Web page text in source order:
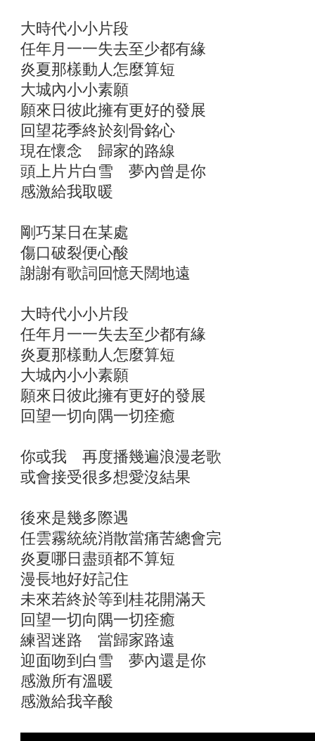
大時代小小片段
任年月一一失去至少都有緣
炎夏那樣動人怎麼算短
大城內小小素願
願來日彼此擁有更好的發展
回望花季終於刻骨銘心
現在懷念 歸家的路線
頭上片片白雪 夢內曾是你
感激給我取暖
剛巧某日在某處
傷口破裂便心酸
謝謝有歌詞回憶天闊地遠
大時代小小片段
任年月一一失去至少都有緣
炎夏那樣動人怎麼算短
大城內小小素願
願來日彼此擁有更好的發展
回望一切向隅一切痊癒
你或我 再度播幾遍浪漫老歌
或會接受很多想愛沒結果
後來是幾多際遇
任雲霧統統消散當痛苦總會完
炎夏哪日盡頭都不算短
漫長地好好記住
未來若終於等到桂花開滿天
回望一切向隅一切痊癒
練習迷路 當歸家路遠
迎面吻到白雪 夢內還是你
感激所有溫暖
感激給我辛酸